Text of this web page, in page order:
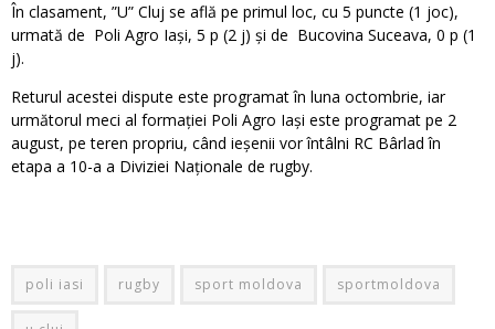
În clasament, ”U” Cluj se află pe primul loc, cu 5 puncte (1 joc),
urmată de Poli Agro Iași, 5 p (2 j) și de Bucovina Suceava, 0 p (1
j).
Returul acestei dispute este programat în luna octombrie, iar
următorul meci al formației Poli Agro Iași este programat pe 2
august, pe teren propriu, când ieșenii vor întâlni RC Bârlad în
etapa a 10-a a Diviziei Naționale de rugby.
poli iasi rugby sport moldova sportmoldova